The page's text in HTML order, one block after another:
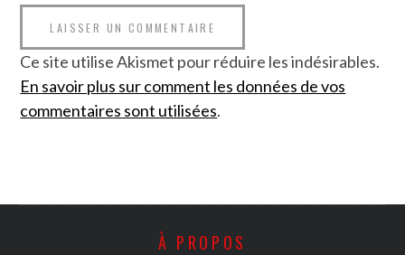
Ce site utilise Akismet pour réduire les indésirables.
En savoir plus sur comment les données de vos
commentaires sont utilisées.
À PROPOS